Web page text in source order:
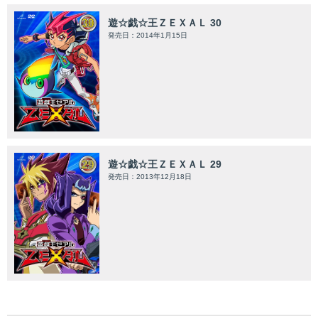
遊☆戯☆王ＺＥＸＡＬ 30
発売日：2014年1月15日
遊☆戯☆王ＺＥＸＡＬ 29
発売日：2013年12月18日